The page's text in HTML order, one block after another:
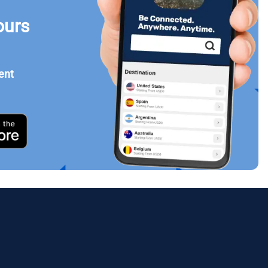
Fermer la fenêtre contextuelle